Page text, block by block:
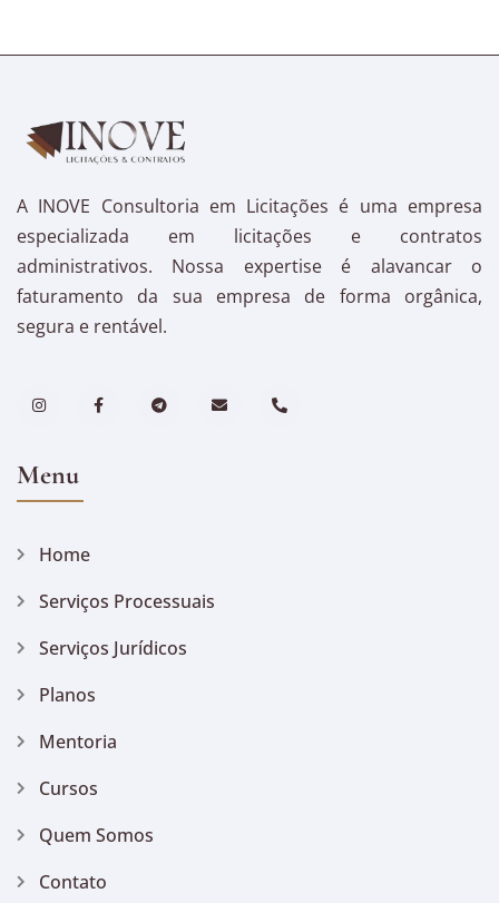
A INOVE Consultoria em Licitações é uma empresa
especializada em licitações e contratos
administrativos. Nossa expertise é alavancar o
faturamento da sua empresa de forma orgânica,
segura e rentável.
Menu
Home
Serviços Processuais
Serviços Jurídicos
Planos
Mentoria
Cursos
Quem Somos
Contato